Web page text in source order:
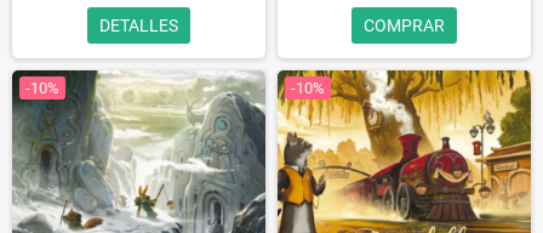
DETALLES COMPRAR
-10% -10%